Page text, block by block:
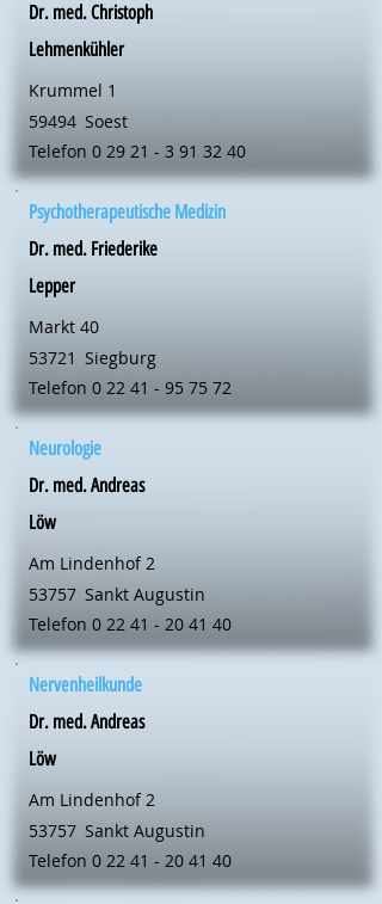
Dr. med. Christoph
Lehmenkühler
Krummel 1
59494 Soest
Telefon 0 29 21 - 3 91 32 40
Psychotherapeutische Medizin
Dr. med. Friederike
Lepper
Markt 40
53721 Siegburg
Telefon 0 22 41 - 95 75 72
Neurologie
Dr. med. Andreas
Löw
Am Lindenhof 2
53757 Sankt Augustin
Telefon 0 22 41 - 20 41 40
Nervenheilkunde
Dr. med. Andreas
Löw
Am Lindenhof 2
53757 Sankt Augustin
Telefon 0 22 41 - 20 41 40